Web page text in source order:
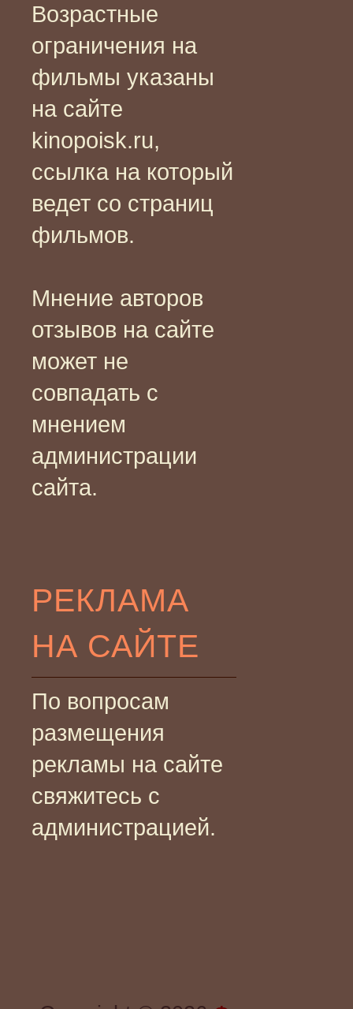
Возрастные
ограничения на
фильмы указаны
на сайте
kinopoisk.ru,
ссылка на который
ведет со страниц
фильмов.
Мнение авторов
отзывов на сайте
может не
совпадать с
мнением
администрации
сайта.
РЕКЛАМА
НА САЙТЕ
По вопросам
размещения
рекламы на сайте
свяжитесь с
администрацией.